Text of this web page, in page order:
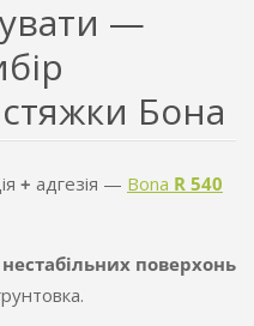
—
Бона
+ адгезія — Bona R 540
поверхонь